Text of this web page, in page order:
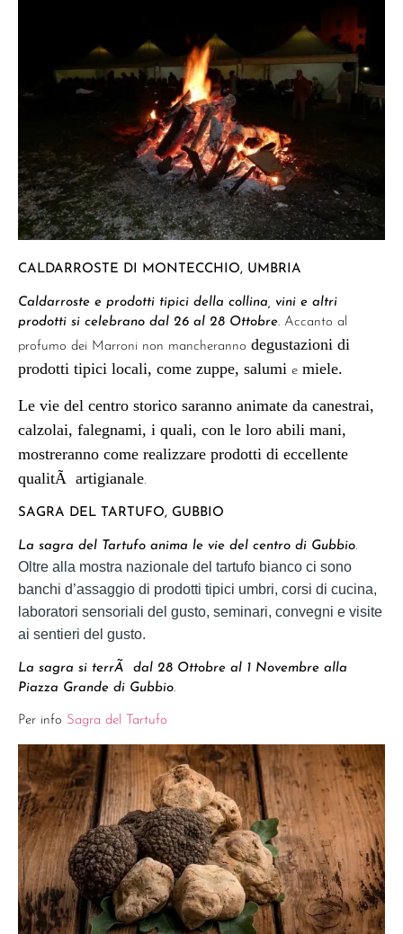
CALDARROSTE DI MONTECCHIO, UMBRIA
Caldarroste e prodotti tipici della collina, vini e altri
prodotti si celebrano dal 26 al 28 Ottobre. Accanto al
profumo dei Marroni non mancheranno degustazioni di
prodotti tipici locali, come zuppe, salumi e miele.
Le vie del centro storico saranno animate da canestrai,
calzolai, falegnami, i quali, con le loro abili mani,
mostreranno come realizzare prodotti di eccellente
qualitÃ artigianale.
SAGRA DEL TARTUFO, GUBBIO
La sagra del Tartufo anima le vie del centro di Gubbio.
Oltre alla mostra nazionale del tartufo bianco ci sono
banchi d’assaggio di prodotti tipici umbri, corsi di cucina,
laboratori sensoriali del gusto, seminari, convegni e visite
ai sentieri del gusto.
La sagra si terrÃ dal 28 Ottobre al 1 Novembre alla
Piazza Grande di Gubbio.
Per info Sagra del Tartufo